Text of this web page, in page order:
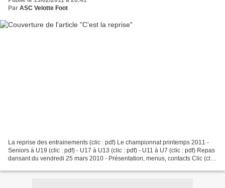
Par ASC Velotte Foot
La reprise des entrainements (clic : pdf) Le championnat printemps 2011 -
Seniors à U19 (clic : pdf) - U17 à U13 (clic : pdf) - U11 à U7 (clic : pdf) Repas
dansant du vendredi 25 mars 2010 - Présentation, menus, contacts Clic (clic